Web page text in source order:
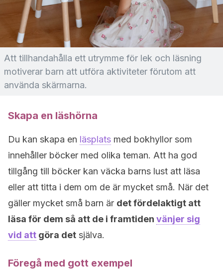
Att tillhandahålla ett utrymme för lek och läsning
motiverar barn att utföra aktiviteter förutom att
använda skärmarna.
Skapa en läshörna
Du kan skapa en läsplats med bokhyllor som
innehåller böcker med olika teman. Att ha god
tillgång till böcker kan väcka barns lust att läsa
eller att titta i dem om de är mycket små. När det
gäller mycket små barn är det fördelaktigt att
läsa för dem så att de i framtiden vänjer sig
vid att göra det själva.
Föregå med gott exempel